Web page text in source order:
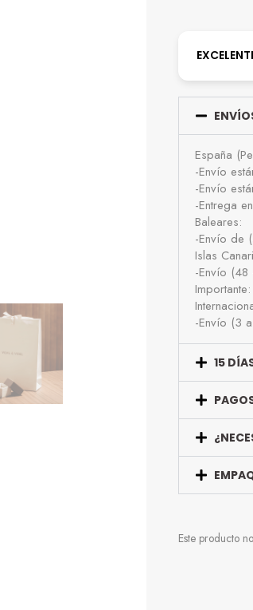
España
-Envío
-Envío
-Entrega
Baleares:
-Envío de
Islas
-Envío (48
-Envío (3
15
Este producto